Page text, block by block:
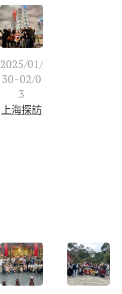
2025/01/
30~02/0
3
上海探訪